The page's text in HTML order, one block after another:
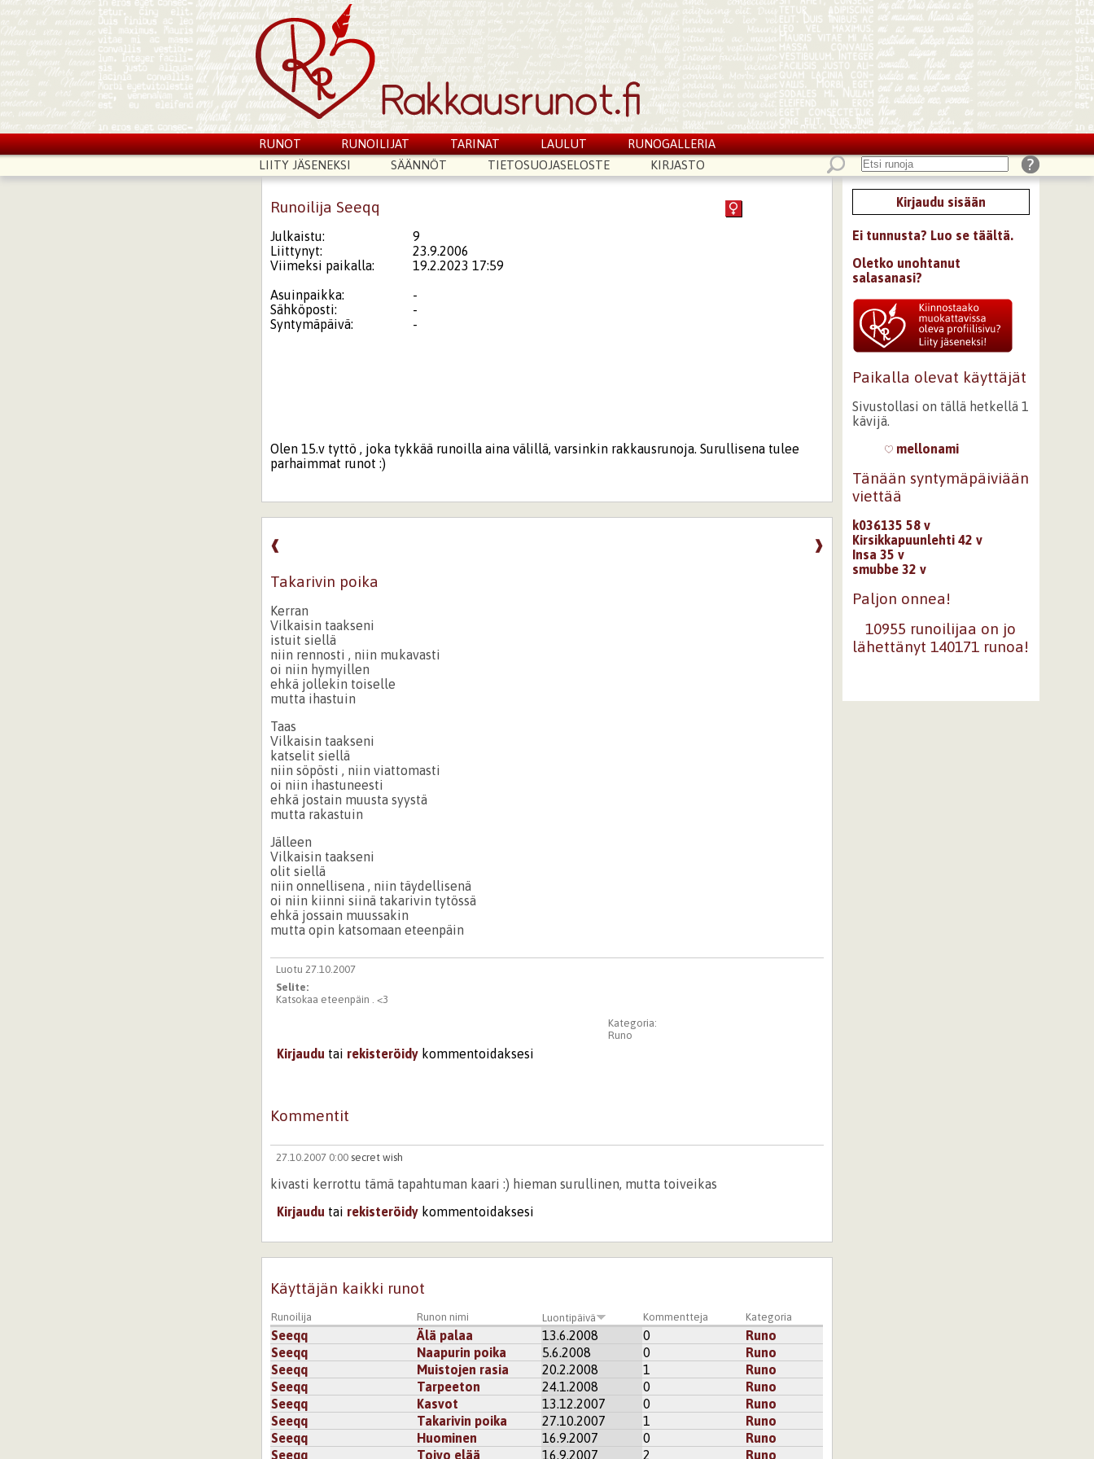
RUNOT RUNOILIJAT TARINAT LAULUT
RUNOGALLERIA
LIITY JÄSENEKSI
SÄÄNNÖT TIETOSUOJASELOSTE KIRJASTO
Runoilija Seeqq
Julkaistu:
9
Liittynyt:
23.9.2006
Viimeksi paikalla:
19.2.2023 17:59
Asuinpaikka:
-
Sähköposti:
-
Syntymäpäivä:
-
Olen 15.v tyttö , joka tykkää runoilla aina välillä, varsinkin rakkausrunoja. Surullisena tulee
parhaimmat runot :)
❱
❰
Takarivin poika
Kerran
Vilkaisin taakseni
istuit siellä
niin rennosti , niin mukavasti
oi niin hymyillen
ehkä jollekin toiselle
mutta ihastuin
Taas
Vilkaisin taakseni
katselit siellä
niin söpösti , niin viattomasti
oi niin ihastuneesti
ehkä jostain muusta syystä
mutta rakastuin
Jälleen
Vilkaisin taakseni
olit siellä
niin onnellisena , niin täydellisenä
oi niin kiinni siinä takarivin tytössä
ehkä jossain muussakin
mutta opin katsomaan eteenpäin
Luotu 27.10.2007
Selite:
Katsokaa eteenpäin . <3
Kategoria:
Runo
Kirjaudu tai rekisteröidy kommentoidaksesi
Kommentit
27.10.2007 0:00 secret wish
kivasti kerrottu tämä tapahtuman kaari :) hieman surullinen, mutta toiveikas
Kirjaudu tai rekisteröidy kommentoidaksesi
Käyttäjän kaikki runot
Runoilija Runon nimi Luontipäivä Kommentteja Kategoria
Seeqq Älä palaa 13.6.2008 0
Runo
Seeqq
Naapurin poika 5.6.2008 0
Runo
Seeqq
Muistojen rasia 20.2.2008 1
Runo
Seeqq
Tarpeeton 24.1.2008 0
Runo
Seeqq
Kasvot 13.12.2007 0
Runo
Seeqq
Takarivin poika 27.10.2007 1
Runo
Seeqq
Huominen 16.9.2007 0
Runo
Seeqq
Toivo elää 16.9.2007 2 Runo
Kirjaudu sisään
Ei tunnusta? Luo se täältä.
Oletko unohtanut
salasanasi?
Paikalla olevat käyttäjät
Sivustollasi on tällä hetkellä 1
kävijä.
mellonami
Tänään syntymäpäiviään
viettää
k036135 58 v
Kirsikkapuunlehti 42 v
Insa 35 v
smubbe 32 v
Paljon onnea!
10955 runoilijaa on jo
lähettänyt 140171 runoa!